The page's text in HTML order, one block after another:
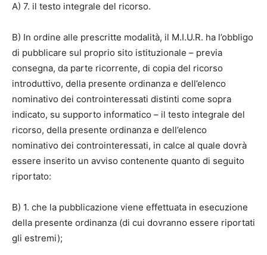
A) 7. il testo integrale del ricorso.
B) In ordine alle prescritte modalità, il M.I.U.R. ha l’obbligo
di pubblicare sul proprio sito istituzionale – previa
consegna, da parte ricorrente, di copia del ricorso
introduttivo, della presente ordinanza e dell’elenco
nominativo dei controinteressati distinti come sopra
indicato, su supporto informatico – il testo integrale del
ricorso, della presente ordinanza e dell’elenco
nominativo dei controinteressati, in calce al quale dovrà
essere inserito un avviso contenente quanto di seguito
riportato:
B) 1. che la pubblicazione viene effettuata in esecuzione
della presente ordinanza (di cui dovranno essere riportati
gli estremi);